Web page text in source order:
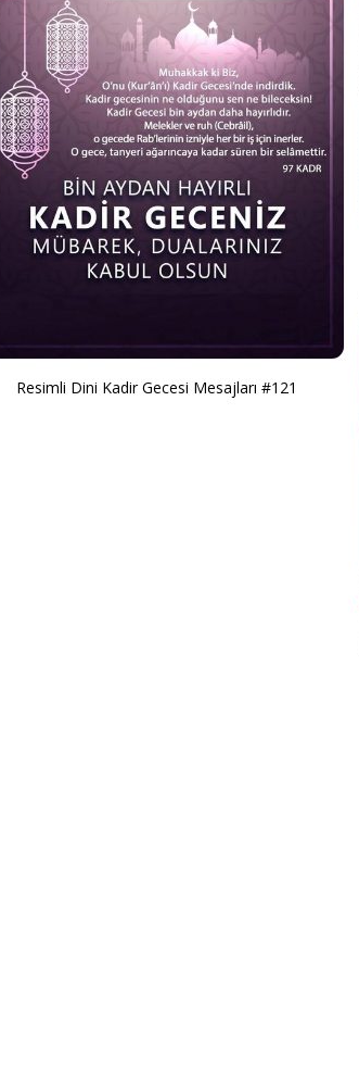
Resimli Dini Kadir Gecesi Mesajları #121